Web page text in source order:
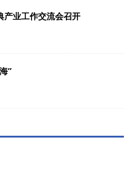
产业工作交流会召开
”